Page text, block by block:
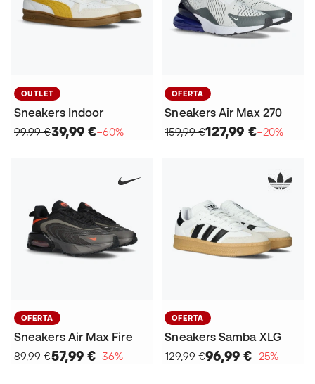
OUTLET
Sneakers Indoor
99,99 €39,99 €−60%
OFERTA
Sneakers Air Max 270
159,99 €127,99 €−20%
OFERTA
Sneakers Air Max Fire
89,99 €57,99 €−36%
OFERTA
Sneakers Samba XLG
129,99 €96,99 €−25%